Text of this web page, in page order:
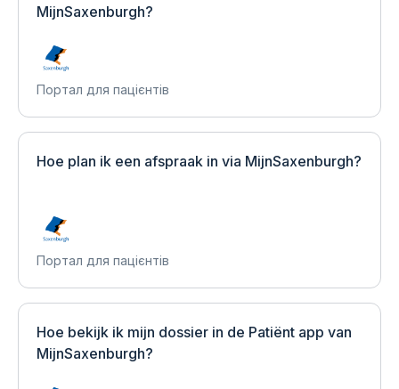
MijnSaxenburgh?
Портал для пацієнтів
Hoe plan ik een afspraak in via MijnSaxenburgh?
Портал для пацієнтів
Hoe bekijk ik mijn dossier in de Patiënt app van
MijnSaxenburgh?